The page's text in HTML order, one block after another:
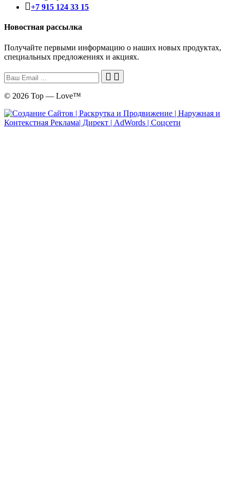
+7 915 124 33 15
Новостная рассылка
Получайте первыми информацию о наших новых продуктах,
специальных предложениях и акциях.
© 2026 Top — Love™